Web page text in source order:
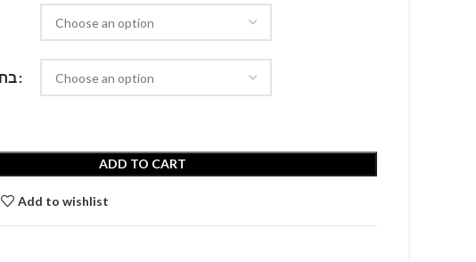
ADD TO CART
Add to wishlist